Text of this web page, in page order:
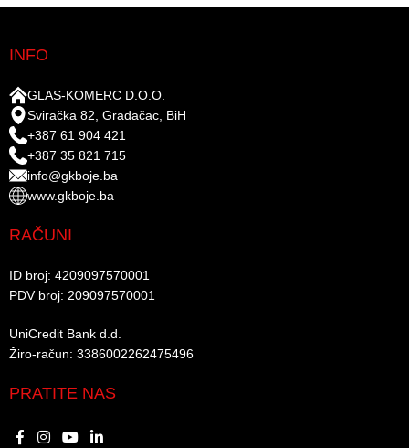
INFO
GLAS-KOMERC D.O.O.
Sviračka 82, Gradačac, BiH
+387 61 904 421
+387 35 821 715
info@gkboje.ba
www.gkboje.ba
RAČUNI
ID broj: 4209097570001​
PDV broj: 209097570001 ​
UniCredit Bank d.d.​
Žiro-račun: 3386002262475496​​
PRATITE NAS